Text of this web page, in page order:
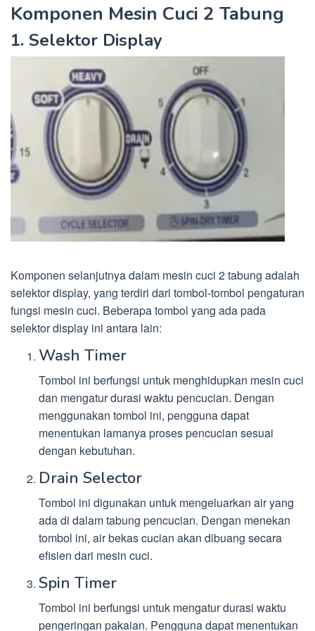
Komponen Mesin Cuci 2 Tabung
1. Selektor Display
Komponen selanjutnya dalam mesin cuci 2 tabung adalah
selektor display, yang terdiri dari tombol-tombol pengaturan
fungsi mesin cuci. Beberapa tombol yang ada pada
selektor display ini antara lain:
Wash Timer
Tombol ini berfungsi untuk menghidupkan mesin cuci
dan mengatur durasi waktu pencucian. Dengan
menggunakan tombol ini, pengguna dapat
menentukan lamanya proses pencucian sesuai
dengan kebutuhan.
Drain Selector
Tombol ini digunakan untuk mengeluarkan air yang
ada di dalam tabung pencucian. Dengan menekan
tombol ini, air bekas cucian akan dibuang secara
efisien dari mesin cuci.
Spin Timer
Tombol ini berfungsi untuk mengatur durasi waktu
pengeringan pakaian. Pengguna dapat menentukan